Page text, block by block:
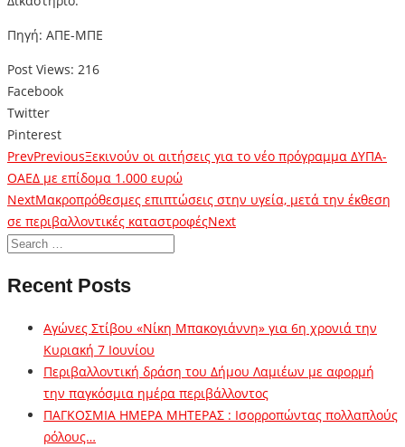
Πηγή: ΑΠΕ-ΜΠΕ
Post Views: 216
Facebook
Twitter
Pinterest
PrevPreviousΞεκινούν οι αιτήσεις για το νέο πρόγραμμα ΔΥΠΑ-
ΟΑΕΔ με επίδομα 1.000 ευρώ
NextΜακροπρόθεσμες επιπτώσεις στην υγεία, μετά την έκθεση
σε περιβαλλοντικές καταστροφέςNext
Recent Posts
Αγώνες Στίβου «Νίκη Μπακογιάννη» για 6η χρονιά την
Κυριακή 7 Ιουνίου
Περιβαλλοντική δράση του Δήμου Λαμιέων με αφορμή
την παγκόσμια ημέρα περιβάλλοντος
ΠΑΓΚΟΣΜΙΑ ΗΜΕΡΑ ΜΗΤΕΡΑΣ : Ισορροπώντας πολλαπλούς
ρόλους…